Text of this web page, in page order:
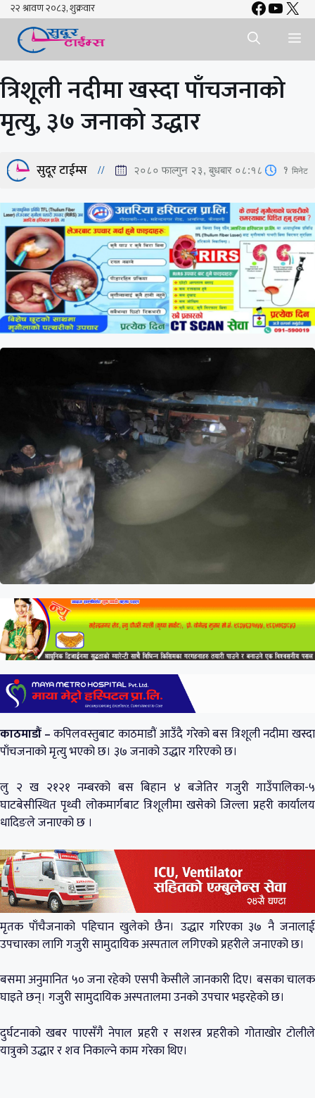
Skip
content
X
त्रिशूली नदीमा खस्दा पाँचजनाको
मृत्यु, ३७ जनाको उद्धार
सुदूर टाईम्स २०८० फाल्गुन २३, बुधबार ०८:१८ 1 मिनेट
काठमाडौं –कपिलवस्तुबाट काठमाडौं आउँदै गरेको बस त्रिशूली नदीमा खस्दा
पाँचजनाको मृत्यु भएको छ। ३७ जनाको उद्धार गरिएको छ।
लु २ ख २१२१ नम्बरको बस बिहान ४ बजेतिर गजुरी गाउँपालिका-५
घाटबेसीस्थित पृथ्वी लोकमार्गबाट त्रिशूलीमा खसेको जिल्ला प्रहरी कार्यालय
धादिङले जनाएको छ ।
मृतक पाँचैजनाको पहिचान खुलेको छैन। उद्धार गरिएका ३७ नै जनालाई
उपचारका लागि गजुरी सामुदायिक अस्पताल लगिएको प्रहरीले जनाएको छ।
बसमा अनुमानित ५० जना रहेको एसपी केसीले जानकारी दिए। बसका चालक
घाइते छन्। गजुरी सामुदायिक अस्पतालमा उनको उपचार भइरहेको छ।
दुर्घटनाको खबर पाएसँगै नेपाल प्रहरी र सशस्त्र प्रहरीको गोताखोर टोलीले
यात्रुको उद्धार र शव निकाल्ने काम गरेका थिए।